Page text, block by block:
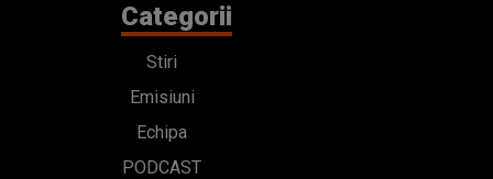
Categorii
Stiri
Emisiuni
Echipa
PODCAST